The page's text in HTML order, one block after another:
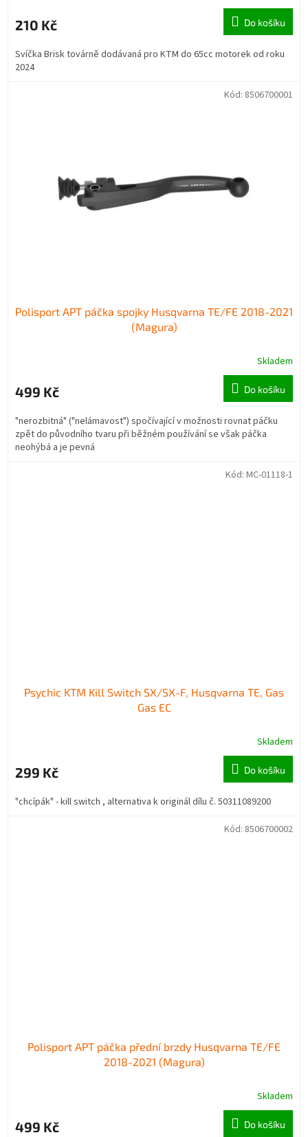
210 Kč Do košíku
Svíčka Brisk továrně dodávaná pro KTM do 65cc motorek od roku
2024
Polisport APT páčka spojky Husqvarna TE/FE 2018-2021
(Magura)
Skladem
499 Kč Do košíku
"nerozbitná" ("nelámavost") spočívající v možnosti rovnat páčku
zpět do původního tvaru při běžném používání se však páčka
neohýbá a je pevná
Kód: 8506700001
Psychic KTM Kill Switch SX/SX-F, Husqvarna TE, Gas
Gas EC
Skladem
299 Kč Do košíku
"chcípák" - kill switch , alternativa k originál dílu č. 50311089200
Kód: MC-01118-1
Polisport APT páčka přední brzdy Husqvarna TE/FE
2018-2021 (Magura)
Skladem
499 Kč Do košíku
Kód: 8506700002